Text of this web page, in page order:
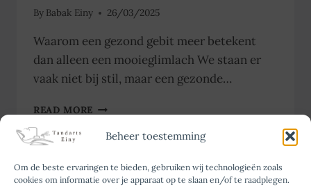
Beheer toestemming
Om de beste ervaringen te bieden, gebruiken wij technologieën zoals
cookies om informatie over je apparaat op te slaan en/of te raadplegen.
By Babak Einy 26/03/2025
Waarom een gezond gebit meer betekent
dan alleen een mooieglimlach We staan er
vaak niet bij stil, maar een gezonde…
READ MORE HET
TUSSEN
EN
ALGEMENE
Page
Previous
1 2